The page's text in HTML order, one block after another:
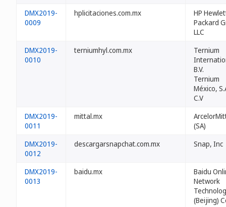
DMX2019-
0009
hplicitaciones.com.mx
HP
Packard
LLC
DMX2019-
0010
terniumhyl.com.mx
Ternium
B.V.
Ternium
México,
C.V
DMX2019-
0011
mittal.mx
(SA)
DMX2019-
0012
descargarsnapchat.com.mx Snap, Inc
DMX2019-
0013
baidu.mx
Baidu
Network
(Beijing)